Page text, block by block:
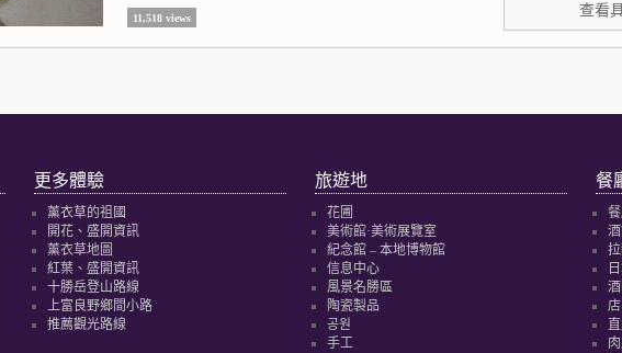
11,518 views 查看
更多體驗
薰衣草的祖國
開花、盛開資訊
薰衣草地圖
紅葉、盛開資訊
十勝岳登山路線
上富良野鄉間小路
推薦觀光路線
旅遊地
花圃
美術館·美術展覽室
紀念館 – 本地博物館
信息中心
風景名勝區
陶瓷製品
공원
手工
餐